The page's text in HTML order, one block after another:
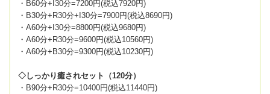
・B60分+I30分=7200円(税込7920円)
・B30分+R30分+I30分=7900円(税込8690円)
・A60分+I30分=8800円(税込9680円)
・A60分+R30分=9600円(税込10560円)
・A60分+B30分=9300円(税込10230円)
◇しっかり癒されセット（120分）
・B90分+R30分=10400円(税込11440円)